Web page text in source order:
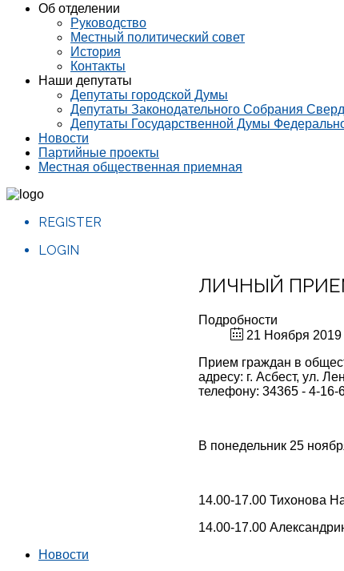
Об отделении
Руководство
Местный политический совет
История
Контакты
Наши депутаты
Депутаты городской Думы
Депутаты Законодательного Собрания
Депутаты Государственной Думы
Новости
Партийные проекты
Местная общественная приемная
REGISTER
LOGIN
ЛИЧНЫЙ
Подробности
21 Ноября 2019
Прием граждан в
адресу: г. Асбест, ул.
телефону: 34365 - 4-16-
В понедельник 25
14.00-17.00 Тихонова
14.00-17.00
Новости